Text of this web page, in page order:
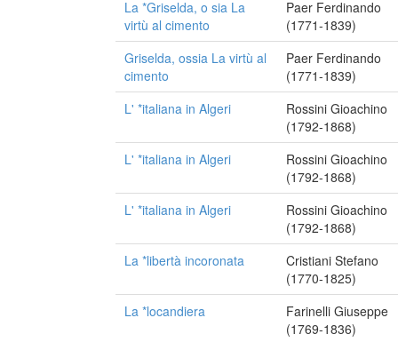
La *Griselda, o sia La
virtù al cimento
Paer Ferdinando
(1771-1839)
Griselda, ossia La virtù al
cimento
Paer Ferdinando
(1771-1839)
L' *italiana in Algeri
Rossini Gioachino
(1792-1868)
L' *italiana in Algeri
Rossini Gioachino
(1792-1868)
L' *italiana in Algeri
Rossini Gioachino
(1792-1868)
La *libertà incoronata
Cristiani Stefano
(1770-1825)
La *locandiera
Farinelli Giuseppe
(1769-1836)